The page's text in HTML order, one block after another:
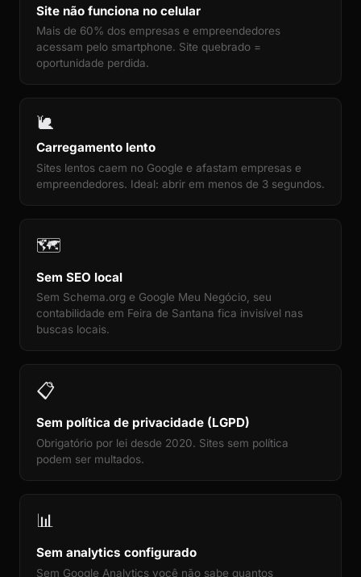
Site não funciona no celular
Mais de 60% dos empresas e empreendedores
acessam pelo smartphone. Site quebrado =
oportunidade perdida.
🐌
Carregamento lento
Sites lentos caem no Google e afastam empresas e
empreendedores. Ideal: abrir em menos de 3 segundos.
🗺️
Sem SEO local
Sem Schema.org e Google Meu Negócio, seu
contabilidade em Feira de Santana fica invisível nas
buscas locais.
📋
Sem política de privacidade (LGPD)
Obrigatório por lei desde 2020. Sites sem política
podem ser multados.
📊
Sem analytics configurado
Sem Google Analytics você não sabe quantos